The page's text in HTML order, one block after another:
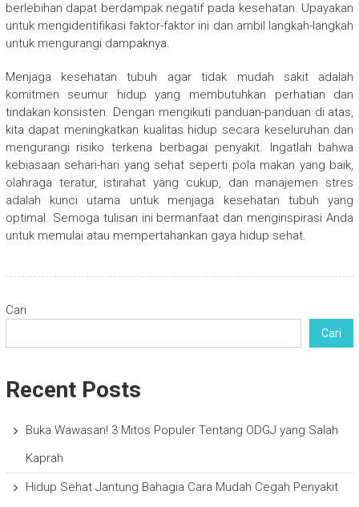
berlebihan dapat berdampak negatif pada kesehatan. Upayakan
untuk mengidentifikasi faktor-faktor ini dan ambil langkah-langkah
untuk mengurangi dampaknya.
Menjaga kesehatan tubuh agar tidak mudah sakit adalah
komitmen seumur hidup yang membutuhkan perhatian dan
tindakan konsisten. Dengan mengikuti panduan-panduan di atas,
kita dapat meningkatkan kualitas hidup secara keseluruhan dan
mengurangi risiko terkena berbagai penyakit. Ingatlah bahwa
kebiasaan sehari-hari yang sehat seperti pola makan yang baik,
olahraga teratur, istirahat yang cukup, dan manajemen stres
adalah kunci utama untuk menjaga kesehatan tubuh yang
optimal. Semoga tulisan ini bermanfaat dan menginspirasi Anda
untuk memulai atau mempertahankan gaya hidup sehat.
Cari
Cari
Recent Posts
Buka Wawasan! 3 Mitos Populer Tentang ODGJ yang Salah
Kaprah
Hidup Sehat Jantung Bahagia Cara Mudah Cegah Penyakit